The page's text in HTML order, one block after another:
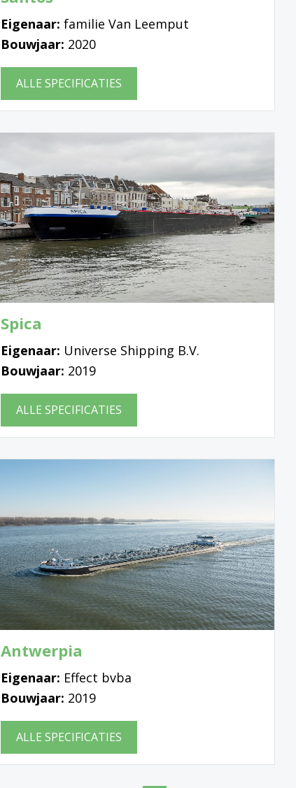
Eigenaar: familie Van Leemput
Bouwjaar: 2020
ALLE SPECIFICATIES
Spica
Eigenaar: Universe Shipping B.V.
Bouwjaar: 2019
ALLE SPECIFICATIES
Antwerpia
Eigenaar: Effect bvba
Bouwjaar: 2019
ALLE SPECIFICATIES